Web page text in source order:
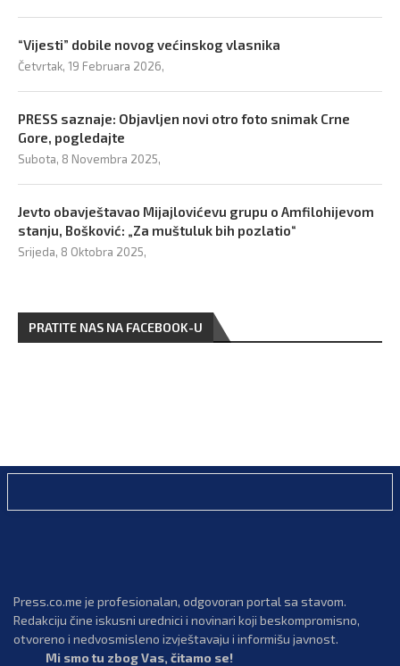
“Vijesti” dobile novog većinskog vlasnika
Četvrtak, 19 Februara 2026,
PRESS saznaje: Objavljen novi otro foto snimak Crne
Gore, pogledajte
Subota, 8 Novembra 2025,
Jevto obavještavao Mijajlovićevu grupu o Amfilohijevom
stanju, Bošković: „Za muštuluk bih pozlatio“
Srijeda, 8 Oktobra 2025,
PRATITE NAS NA FACEBOOK-U
Press.co.me je profesionalan, odgovoran portal sa stavom.
Redakciju čine iskusni urednici i novinari koji beskompromisno,
otvoreno i nedvosmisleno izvještavaju i informišu javnost.
Mi smo tu zbog Vas, čitamo se!